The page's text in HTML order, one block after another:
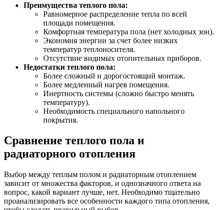
Преимущества теплого пола:
Равномерное распределение тепла по всей
площади помещения.
Комфортная температура пола (нет холодных зон).
Экономия энергии за счет более низких
температур теплоносителя.
Отсутствие видимых отопительных приборов.
Недостатки теплого пола:
Более сложный и дорогостоящий монтаж.
Более медленный нагрев помещения.
Инертность системы (сложно быстро менять
температуру).
Необходимость специального напольного
покрытия.
Сравнение теплого пола и
радиаторного отопления
Выбор между теплым полом и радиаторным отоплением
зависит от множества факторов, и однозначного ответа на
вопрос, какой вариант лучше, нет. Необходимо тщательно
проанализировать все особенности каждого типа отопления,